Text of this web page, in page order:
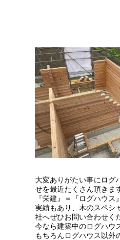
大変ありがたい事にログ
せを最近たくさん頂きま
『栄建』＝『ログハウス』
実績もあり、木のスペシ
社へぜひお問い合わせく
今なら建築中のログハウ
もちろんログハウス以外